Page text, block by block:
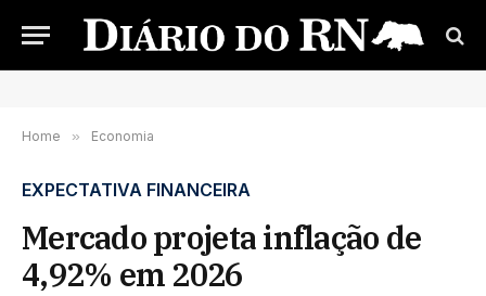
Home » Economia
EXPECTATIVA FINANCEIRA
Mercado projeta inflação de
4,92% em 2026